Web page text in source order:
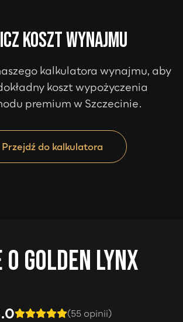
koszt wynajmu
kalkulatora wynajmu, aby
koszt wypożyczenia
premium w Szczecinie.
Przejdź do kalkulatora
o Golden Lynx
(55 opinii)